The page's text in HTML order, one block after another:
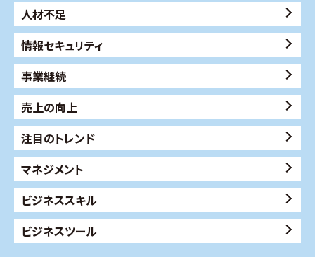
人材不足
情報セキュリティ
事業継続
売上の向上
注目のトレンド
マネジメント
ビジネススキル
ビジネスツール